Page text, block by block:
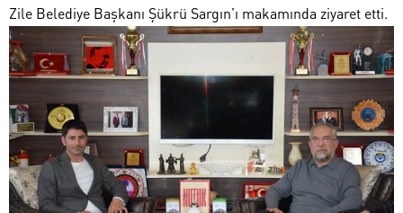
Zile Belediye Başkanı Şükrü Sargın’ı makamında ziyaret etti.